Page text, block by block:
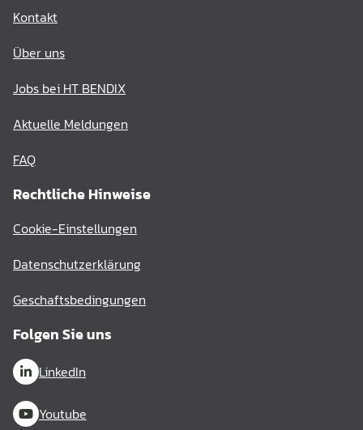
Kontakt
Über uns
Jobs bei HT BENDIX
Aktuelle Meldungen
FAQ
Rechtliche Hinweise
Cookie-Einstellungen
Datenschutzerklärung
Geschaftsbedingungen
Folgen Sie uns
LinkedIn
Youtube